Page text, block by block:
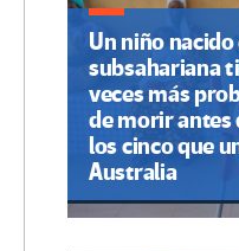
Un niño
subsahariana
veces más
de morir antes
los cinco que
Australia